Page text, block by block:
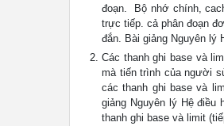
đoạn.  Bộ nhớ chính,
trực tiếp. cả phân đoạn
đắn. Bài giảng Nguyên lý
Các thanh ghi base và
mà tiến trình của người
các thanh ghi base và
giảng Nguyên lý Hệ điều
thanh ghi base và limit